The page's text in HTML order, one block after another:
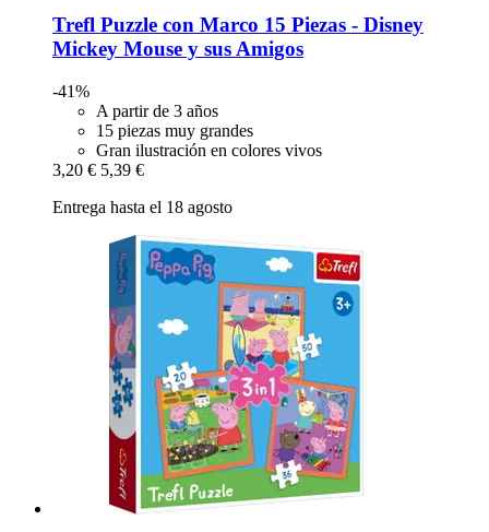
Trefl Puzzle con Marco 15 Piezas -​ Disney
Mickey Mouse y sus Amigos
-41%
A partir de 3 años
15 piezas muy grandes
Gran ilustración en colores vivos
3,20 € 5,39 €
Entrega hasta el 18 agosto